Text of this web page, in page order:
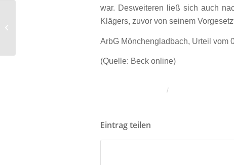
war. Desweiteren ließ sich auch
Klägers, zuvor von seinem
ArbG Mönchengladbach, Urteil vom
(Quelle: Beck online)
/
Eintrag teilen